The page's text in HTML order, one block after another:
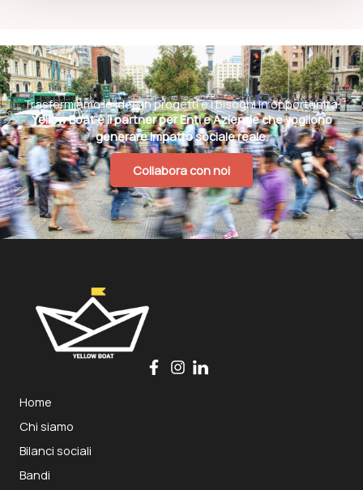
Trasformiamo le idee in progetti e i bisogni in opportunità.
Yellow Boat è il partner per Enti e Aziende che vogliono
generare impatto sociale reale.
Collabora con noi
Home
Chi siamo
Bilanci sociali
Bandi